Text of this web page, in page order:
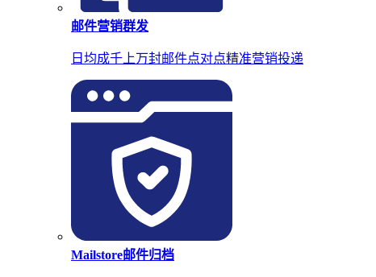
邮件营销群发
日均成千上万封邮件点对点精准营销投递
Mailstore邮件归档